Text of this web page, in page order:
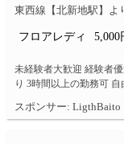
東西線【北新地駅】よ
フロアレディ 5,000
未経験者大歓迎 経験者
り 3時間以上の勤務可
スポンサー: LigthBaito